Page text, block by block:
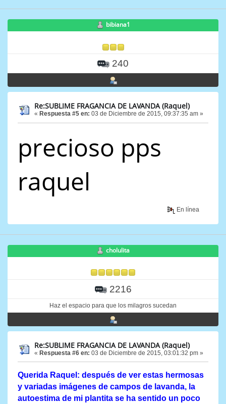
bibiana1
240
Re:SUBLIME FRAGANCIA DE LAVANDA (Raquel)
« Respuesta #5 en: 03 de Diciembre de 2015, 09:37:35 am »
precioso pps
raquel
En línea
cholulita
2216
Haz el espacio para que los milagros sucedan
Re:SUBLIME FRAGANCIA DE LAVANDA (Raquel)
« Respuesta #6 en: 03 de Diciembre de 2015, 03:01:32 pm »
Querida Raquel: después de ver estas hermosas
y variadas imágenes de campos de lavanda, la
autoestima de mi plantita se ha sentido un poco